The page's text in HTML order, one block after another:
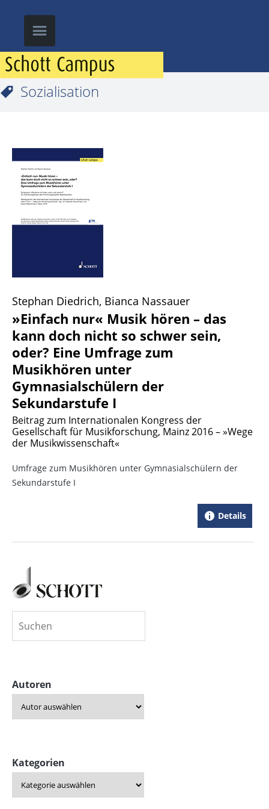
Sozialisation
Stephan Diedrich, Bianca Nassauer
»Einfach nur« Musik hören – das
kann doch nicht so schwer sein,
oder? Eine Umfrage zum
Musikhören unter
Gymnasialschülern der
Sekundarstufe I
Beitrag zum Internationalen Kongress der
Gesellschaft für Musikforschung, Mainz 2016 – »Wege
der Musikwissenschaft«
Umfrage zum Musikhören unter Gymnasialschülern der
Sekundarstufe I
Details
Autoren
Kategorien